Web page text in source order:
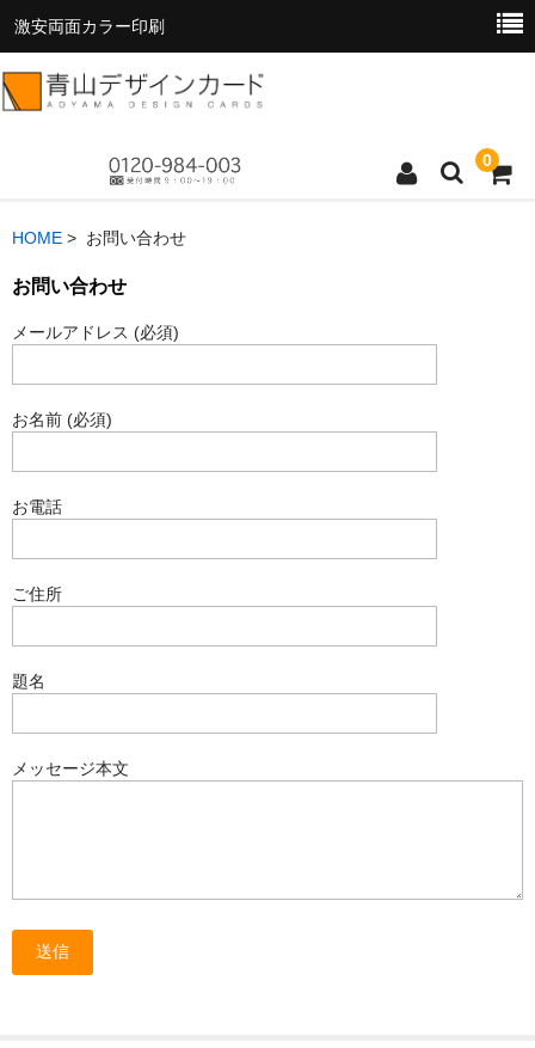
激安両面カラー印刷
0
トップページ
商品一覧
料金表
お支払い方法
お読みください
HOME > お問い合わせ
お問い合わせ
メールアドレス (必須)
お名前 (必須)
お電話
ご住所
題名
メッセージ本文